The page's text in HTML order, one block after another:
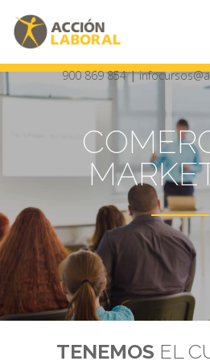
900 869 854 |
TENEMOS EL